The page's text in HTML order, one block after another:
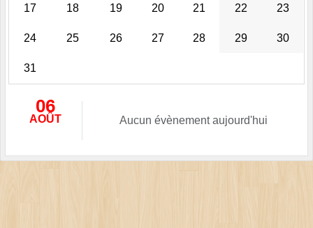
17 18 19 20 21 22 23
24 25 26 27 28 29 30
31
06
AOÛT Aucun évènement aujourd'hui